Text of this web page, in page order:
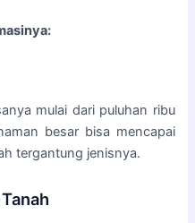
mulai dari puluhan ribu
besar bisa mencapai
tergantung jenisnya.